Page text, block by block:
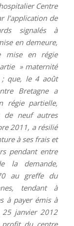
Centre
l’application de
signalés à
en demeure,
mise en régie
» maternité
que, le 4 août
Bretagne a
régie partielle,
de neuf autres
2011, a résilié
à ses frais et
pendant entre
la demande,
au greffe du
tendant à
à payer émis à
25 janvier 2012
du centre